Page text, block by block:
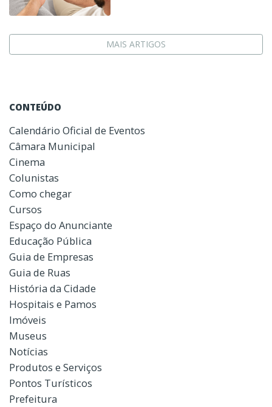
MAIS ARTIGOS
CONTEÚDO
Calendário Oficial de Eventos
Câmara Municipal
Cinema
Colunistas
Como chegar
Cursos
Espaço do Anunciante
Educação Pública
Guia de Empresas
Guia de Ruas
História da Cidade
Hospitais e Pamos
Imóveis
Museus
Notícias
Produtos e Serviços
Pontos Turísticos
Prefeitura